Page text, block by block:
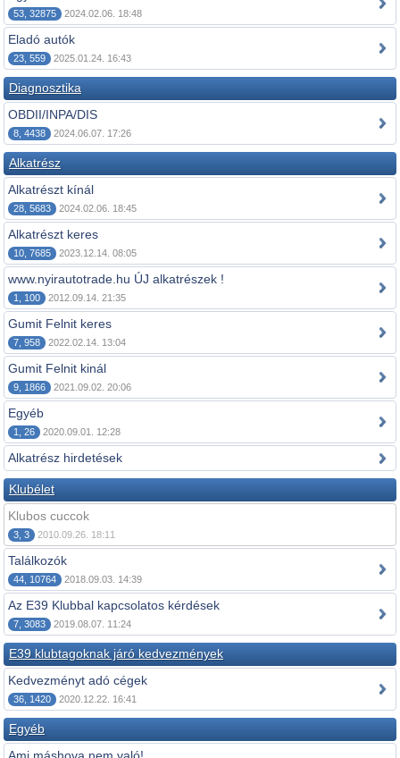
53, 32875 2024.02.06. 18:48
Eladó autók
23, 559 2025.01.24. 16:43
Diagnosztika
OBDII/INPA/DIS
8, 4438 2024.06.07. 17:26
Alkatrész
Alkatrészt kínál
28, 5683 2024.02.06. 18:45
Alkatrészt keres
10, 7685 2023.12.14. 08:05
www.nyirautotrade.hu ÚJ alkatrészek !
1, 100 2012.09.14. 21:35
Gumit Felnit keres
7, 958 2022.02.14. 13:04
Gumit Felnit kinál
9, 1866 2021.09.02. 20:06
Egyéb
1, 26 2020.09.01. 12:28
Alkatrész hirdetések
Klubélet
Klubos cuccok
3, 3 2010.09.26. 18:11
Találkozók
44, 10764 2018.09.03. 14:39
Az E39 Klubbal kapcsolatos kérdések
7, 3083 2019.08.07. 11:24
E39 klubtagoknak járó kedvezmények
Kedvezményt adó cégek
36, 1420 2020.12.22. 16:41
Egyéb